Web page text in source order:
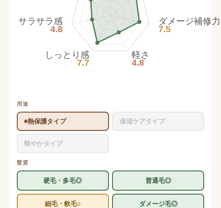
ダメージ補修力
7.5
軽さ
4.8
しっとり感
7.7
サラサラ感
4.8
用途
熱保護タイプ 保湿ケアタイプ
軽やかタイプ
髪質
硬毛・多毛◎ 普通毛◎
細毛・軟毛○ ダメージ毛◎